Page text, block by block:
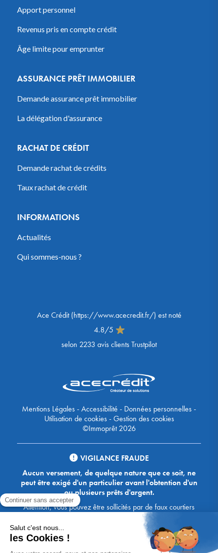
Apport personnel
Revenus pris en compte crédit
Âge limite pour emprunter
ASSURANCE PRÊT IMMOBILIER
Demande assurance prêt immobilier
La délégation d'assurance
RACHAT DE CRÉDIT
Demande rachat de crédits
Taux rachat de crédit
INFORMATIONS
Actualités
Qui sommes-nous ?
Ace Crédit(https://www.acecredit.fr/) est noté
4.8/5
selon 2233 avis clients Trustpilot
Mentions Légales-Accessibilité - Données personnelles-
Utilisation de cookies-Gestion des cookies
©Immoprêt 2026
VIGILANCE FRAUDE
Aucun versement, de quelque nature que ce soit, ne
peut être exigé d'un particulier avant l'obtention d'un
ou plusieurs prêts d'argent.
Attention, vous pouvez être sollicités par de faux courtiers
Ace Crédit / Immoprêt, qui vous proposent de bénéficier de
crédits, en vous demandant de transmettre des documents,
des fonds, des coordonnées bancaires, etc. Soyez vigilants :
Immoprêt ne demande jamais à ses clients de virer sur ses